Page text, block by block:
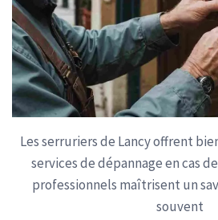
Les serruriers de Lancy offrent
services de dépannage en cas
professionnels maîtrisent un
souvent